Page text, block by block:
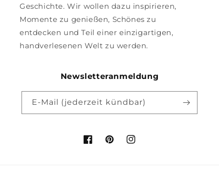
Geschichte. Wir wollen dazu inspirieren,
Momente zu genießen, Schönes zu
entdecken und Teil einer einzigartigen,
handverlesenen Welt zu werden.
Newsletteranmeldung
E-Mail (jederzeit kündbar)
FacebookPinterestInstagram